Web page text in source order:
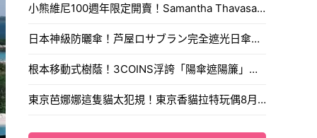
小熊維尼100週年限定開賣！Samantha Thavasa推出懷舊刺繡包與蜂蜜寶石吊飾，搶購攻略一次看。
日本神級防曬傘！芦屋ロサブラン完全遮光日傘推新色蜜桃柔粉，體感降溫11度涼爽迎夏。
根本移動式樹蔭！3COINS浮誇「陽傘遮陽簾」爆紅，遮光率99.9%連手肘都能完美防曬。
東京芭娜娜這隻貓太犯規！東京香貓拉特玩偶8月1日開賣入手通路售價大公開。